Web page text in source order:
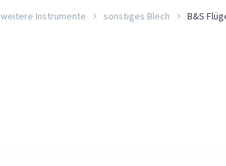
weitere Instrumente sonstiges Blech B&S